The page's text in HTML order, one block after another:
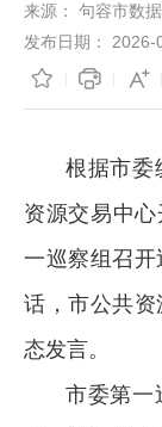
来源： 句容市数
发布日期：
2026-
根据市委
资源交易中
一巡察组召
话，市公共
态发言。
市委第一